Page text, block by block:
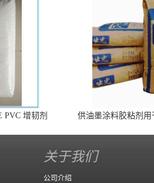
PVC 增韧剂
供油墨涂料胶粘剂
关于我们
公司介绍